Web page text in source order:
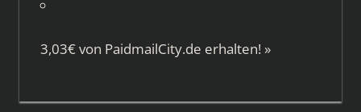
3,03€ von PaidmailCity.de erhalten! »